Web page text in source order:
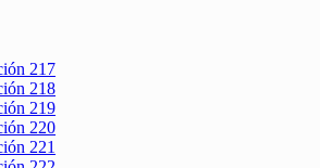
217
218
219
220
221